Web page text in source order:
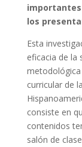
los
Esta
eficacia de la
curricular de
consiste en
contenidos
salón de